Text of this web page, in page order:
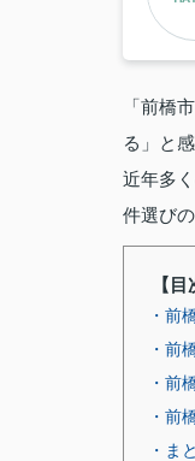
「前橋
る」と
近年多
件選び
【目
・前
・前
・前
・前
・ま